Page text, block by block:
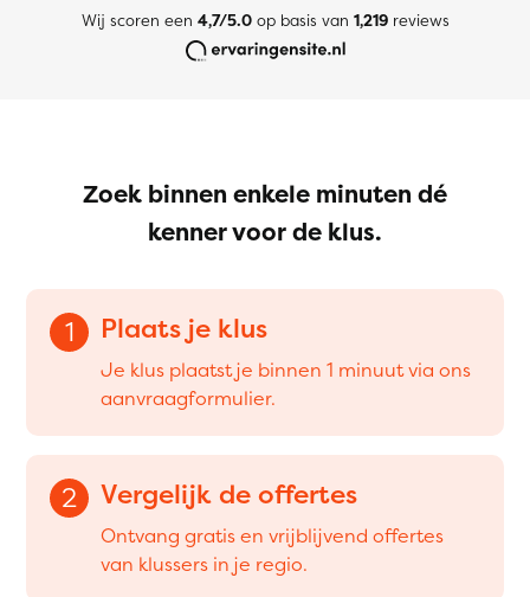
Wij scoren een 4,7/5.0op basis van 1,219reviews
Zoek binnen enkele minuten dé
kenner voor de klus.
1 Plaats je klus
Je klus plaatst je binnen 1 minuut via ons
aanvraagformulier.
2 Vergelijk de offertes
Ontvang gratis en vrijblijvend offertes
van klussers in je regio.